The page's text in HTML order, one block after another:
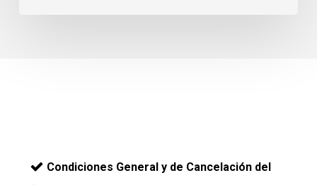
Condiciones General y de Cancelación del